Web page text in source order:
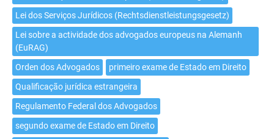
Lei dos Serviços Jurídicos (Rechtsdienstleistungsgesetz)
Lei sobre a actividade dos advogados europeus na Alemanh
(EuRAG)
Orden dos Advogados
primeiro exame de Estado em Direito
Qualificação jurídica estrangeira
Regulamento Federal dos Advogados
segundo exame de Estado em Direito